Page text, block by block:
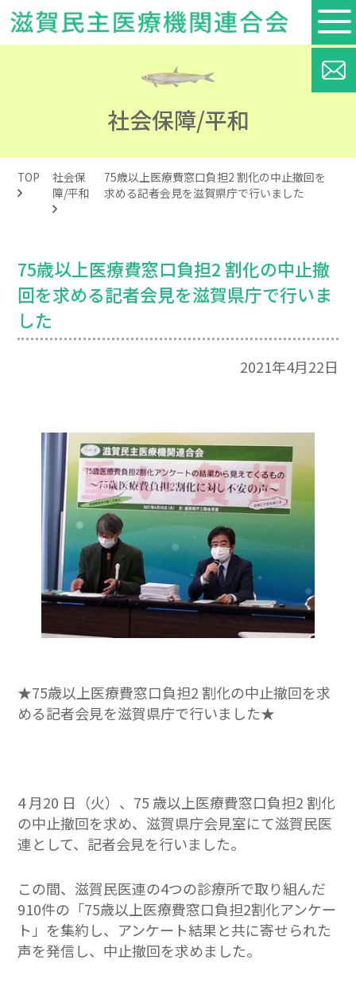
社会保障/平和
TOP
社会保
障/平和
75歳以上医療費窓口負担2 割化の中止撤回を
求める記者会見を滋賀県庁で行いました
75歳以上医療費窓口負担2 割化の中止撤
回を求める記者会見を滋賀県庁で行いま
した
2021年4月22日
★75歳以上医療費窓口負担2 割化の中止撤回を求
める記者会見を滋賀県庁で行いました★
4 月20 日（火）、75 歳以上医療費窓口負担2 割化
の中止撤回を求め、滋賀県庁会見室にて滋賀民医
連として、記者会見を行いました。
この間、滋賀民医連の4つの診療所で取り組んだ
910件の「75歳以上医療費窓口負担2割化アンケー
ト」を集約し、アンケート結果と共に寄せられた
声を発信し、中止撤回を求めました。